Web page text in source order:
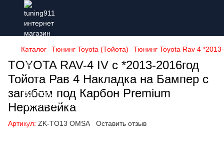
Каталог Тюнинг Toyota (Тойота) Тюнинг Toyota Rav 4
TOYOTA RAV-4 IV с *2013-2016год
Тойота Рав 4 Накладка на Бампер с
загибом под Карбон Premium
Нержавейка
Артикул: ZK-TO13 OMSA Оставить отзыв